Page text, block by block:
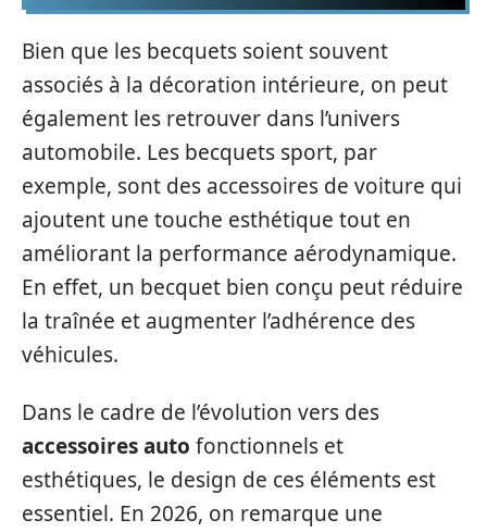
Bien que les becquets soient souvent
associés à la décoration intérieure, on peut
également les retrouver dans l’univers
automobile. Les becquets sport, par
exemple, sont des accessoires de voiture qui
ajoutent une touche esthétique tout en
améliorant la performance aérodynamique.
En effet, un becquet bien conçu peut réduire
la traînée et augmenter l’adhérence des
véhicules.
Dans le cadre de l’évolution vers des
accessoires auto fonctionnels et
esthétiques, le design de ces éléments est
essentiel. En 2026, on remarque une